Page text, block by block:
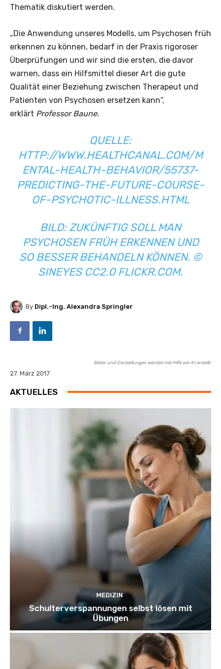
Thematik diskutiert werden.
„Die Anwendung unseres Modells, um Psychosen früh
erkennen zu können, bedarf in der Praxis rigoroser
Überprüfungen und wir sind die ersten, die davor
warnen, dass ein Hilfsmittel dieser Art die gute
Qualität einer Beziehung zwischen Therapeut und
Patienten von Psychosen ersetzen kann“,
erklärt Professor Baune.
QUELLE:
HTTP://WWW.HEALTHCANAL.COM/M
ENTAL-HEALTH-BEHAVIOR/55737-
PREDICTING-THE-FUTURE-COURSE-
OF-PSYCHOTIC-ILLNESS.HTML
BILD: ZUKÜNFTIG SOLL MAN
PSYCHOSEN FRÜH ERKENNEN UND
SO BESSER BEHANDELN KÖNNEN. ©
SINEYES CC2.0 FLICKR.COM.
By Dipl.-Ing. Alexandra Springler
Bilder und Darstellungen werden mit Hilfe von KI erstellt.
27. März 2017
AKTUELLES
MEDIZIN
Schulterverspannungen selbst lösen mit
Übungen